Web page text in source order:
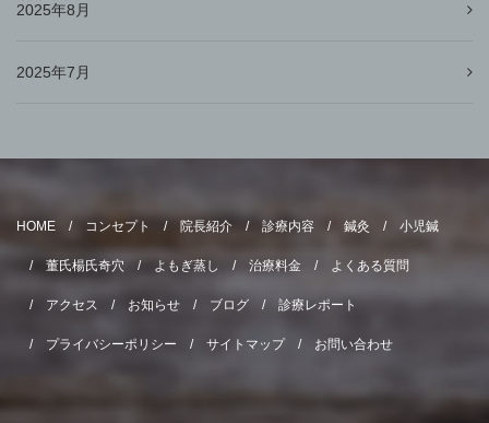
2025年8月
2025年7月
HOME コンセプト 院長紹介 診療内容 鍼灸 小児鍼
董氏楊氏奇穴 よもぎ蒸し 治療料金 よくある質問
アクセス お知らせ ブログ 診療レポート
プライバシーポリシー サイトマップ お問い合わせ